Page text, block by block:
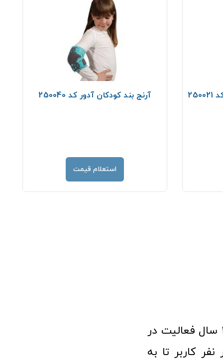
آرنج بند کودکان آدور کد 250040
استعلام قیمت
فروشگاه آنلاین تجهیزات پزشکی طب تولید با افتخار نزدیک به ۱۰ سال فعالیت در
پزشکی توانسته مورد اعتماد بیش از ۱۲۰ هزار نفر کاربر تا به